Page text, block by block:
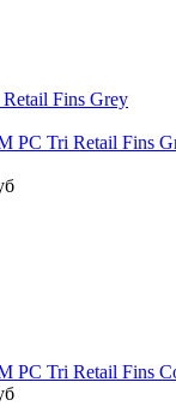
PC Tri Retail Fins
PC Tri Retail Fins